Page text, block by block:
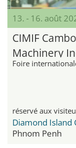
13. - 16. août
CIMIF
Machinery
Foire
réservé aux
Phnom Penh